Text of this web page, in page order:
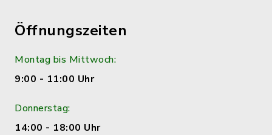
Öffnungszeiten
Montag bis Mittwoch:
9:00 - 11:00 Uhr
Donnerstag:
14:00 - 18:00 Uhr